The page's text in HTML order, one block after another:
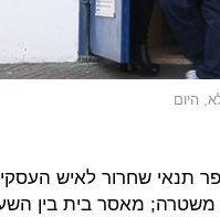
היום
תנאי שחרור לאיש